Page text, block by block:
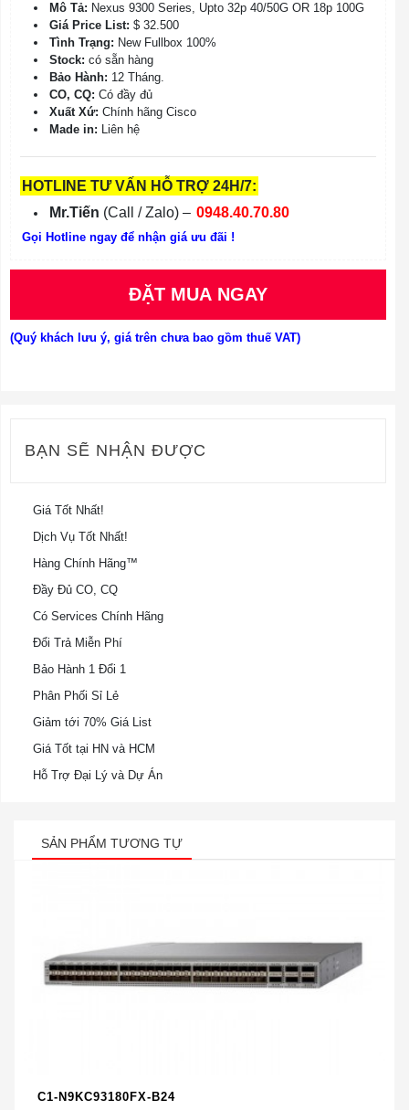
Mô Tả: Nexus 9300 Series, Upto 32p 40/50G OR 18p 100G
Giá Price List: $ 32.500
Tình Trạng: New Fullbox 100%
Stock: có sẵn hàng
Bảo Hành: 12 Tháng.
CO, CQ: Có đầy đủ
Xuất Xứ: Chính hãng Cisco
Made in: Liên hệ
HOTLINE TƯ VẤN HỖ TRỢ 24H/7:
Mr.Tiến (Call / Zalo) – 0948.40.70.80
Gọi Hotline ngay để nhận giá ưu đãi !
ĐẶT MUA NGAY
(Quý khách lưu ý, giá trên chưa bao gồm thuế VAT)
BẠN SẼ NHẬN ĐƯỢC
Giá Tốt Nhất!
Dịch Vụ Tốt Nhất!
Hàng Chính Hãng™
Đầy Đủ CO, CQ
Có Services Chính Hãng
Đổi Trả Miễn Phí
Bảo Hành 1 Đổi 1
Phân Phối Sỉ Lẻ
Giảm tới 70% Giá List
Giá Tốt tại HN và HCM
Hỗ Trợ Đại Lý và Dự Án
SẢN PHẨM TƯƠNG TỰ
C1-N9KC93180FX-B24